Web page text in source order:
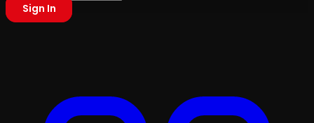
Sign In